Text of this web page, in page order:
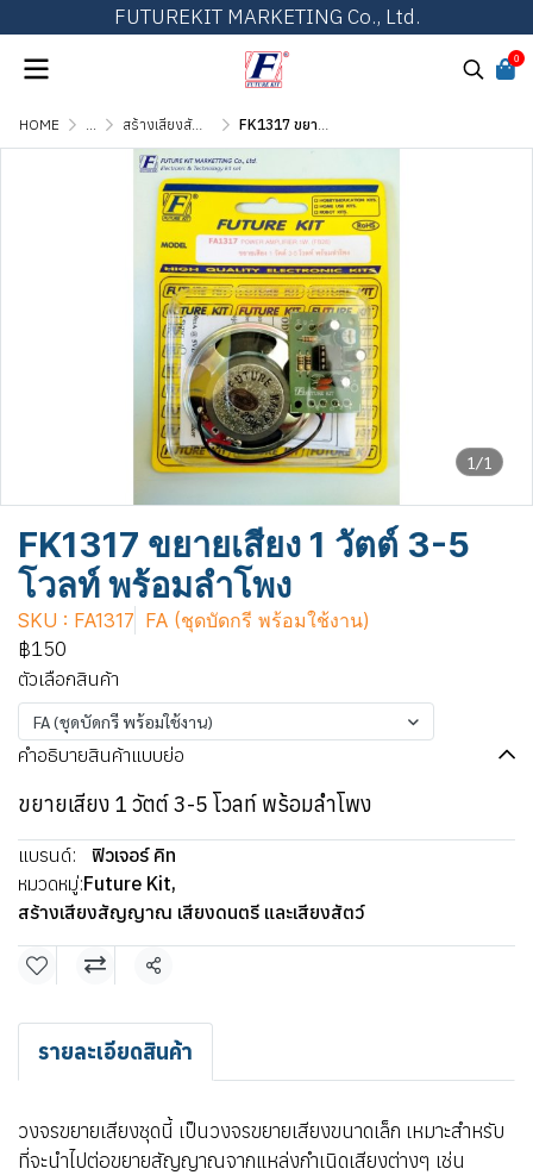
FUTUREKIT MARKETING Co., Ltd.
0
HOME ... สร้างเสียงสัญญาณ เสียงดนตรี และเสียงสัตว์ FK1317 ขยายเสียง 1 วัตต์ 3-5 โวลท์ พร้อมลำโพง
1/1
FK1317 ขยายเสียง 1 วัตต์ 3-5
โวลท์ พร้อมลำโพง
SKU : FA1317 FA (ชุดบัดกรี พร้อมใช้งาน)
฿150
ตัวเลือกสินค้า
FA (ชุดบัดกรี พร้อมใช้งาน)
คำอธิบายสินค้าแบบย่อ
ขยายเสียง 1 วัตต์ 3-5 โวลท์ พร้อมลำโพง
แบรนด์:
ฟิวเจอร์ คิท
หมวดหมู่:Future Kit,
สร้างเสียงสัญญาณ เสียงดนตรี และเสียงสัตว์
แชร์
รายละเอียดสินค้า
วงจรขยายเสียงชุดนี้ เป็นวงจรขยายเสียงขนาดเล็ก เหมาะสำหรับ
ที่จะนำไปต่อขยายสัญญาณจากแหล่งกำเนิดเสียงต่างๆ เช่น